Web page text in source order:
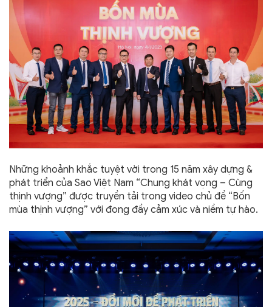
Những khoảnh khắc tuyệt vời trong 15 năm xây dựng &
phát triển của Sao Việt Nam “Chung khát vọng – Cùng
thịnh vượng” được truyền tải trong video chủ đề “Bốn
mùa thịnh vượng” với đong đầy cảm xúc và niềm tự hào.